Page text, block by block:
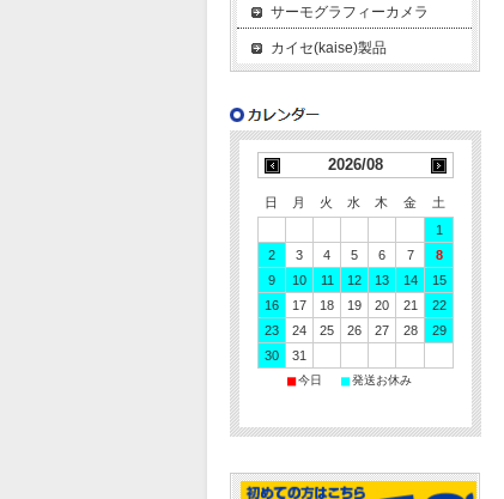
サーモグラフィーカメラ
カイセ(kaise)製品
2026/08
日 月 火 水 木 金
土
1
2
3 4 5 6 7
8
9
10 11 12 13 14
15
16
17 18 19 20 21
22
23
24 25 26 27 28
29
30
31
■今日 ■発送お休み